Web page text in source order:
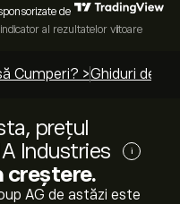
de
al rezultatelor viitoare
Cumperi? >Ghiduri de
prețul
Industries
creștere.
i
AG de astăzi este